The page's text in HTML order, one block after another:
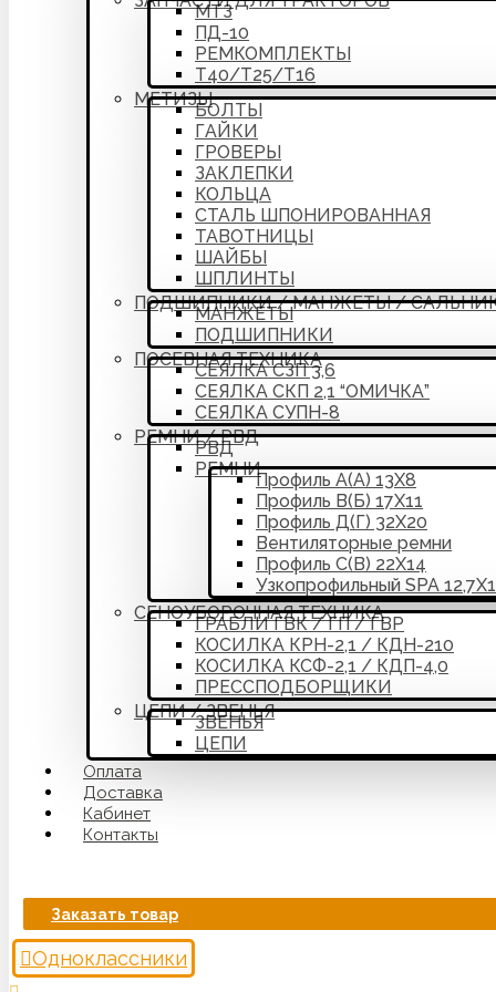
МТЗ
ПД-10
РЕМКОМПЛЕКТЫ
Т40/Т25/Т16
МЕТИЗЫ
БОЛТЫ
ГАЙКИ
ГРОВЕРЫ
ЗАКЛЕПКИ
КОЛЬЦА
СТАЛЬ ШПОНИРОВАННАЯ
ТАВОТНИЦЫ
ШАЙБЫ
ШПЛИНТЫ
ПОДШИПНИКИ / МАНЖЕТЫ /
МАНЖЕТЫ
ПОДШИПНИКИ
ПОСЕВНАЯ ТЕХНИКА
СЕЯЛКА СЗП 3,6
СЕЯЛКА СКП 2,1 “ОМИЧКА”
СЕЯЛКА СУПН-8
РЕМНИ / РВД
РВД
РЕМНИ
Профиль А(А) 13Х8
Профиль В(Б) 17Х11
Профиль Д(Г) 32Х20
Вентиляторные ремни
Профиль С(В) 22Х14
Узкопрофильный SPA
СЕНОУБОРОЧНАЯ ТЕХНИКА
ГРАБЛИ ГВК / ГП / ГВР
КОСИЛКА КРН-2,1 / КДН-210
КОСИЛКА КСФ-2,1 / КДП-4,0
ПРЕССПОДБОРЩИКИ
ЦЕПИ / ЗВЕНЬЯ
ЗВЕНЬЯ
ЦЕПИ
Оплата
Доставка
Кабинет
Контакты
Заказать товар
Одноклассники